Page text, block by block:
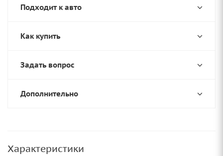
Подходит к авто
Как купить
Задать вопрос
Дополнительно
Характеристики